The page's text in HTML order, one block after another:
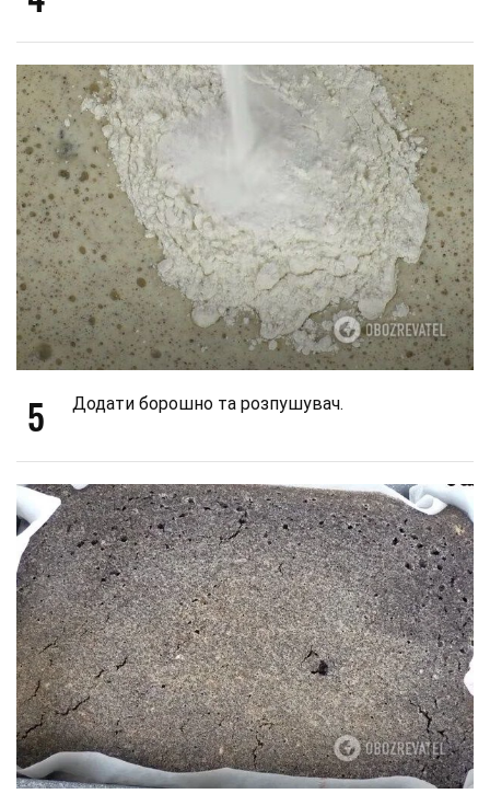
5 Додати борошно та розпушувач.